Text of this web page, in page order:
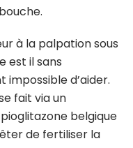
à la palpation sous
est il sans
d’aider.
fait via un
belgique
de fertiliser la